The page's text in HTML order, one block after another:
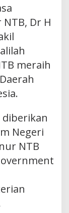
Dr H
meraih
Negeri
NTB